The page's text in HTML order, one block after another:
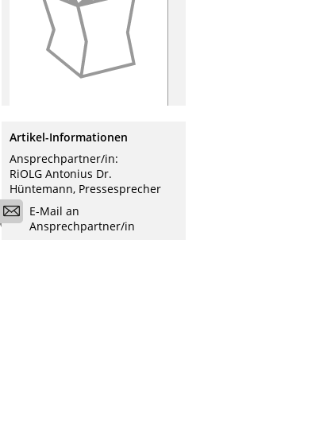
Artikel-Informationen
Ansprechpartner/in:
RiOLG Antonius Dr.
Hüntemann, Pressesprecher
E-Mail an
Ansprechpartner/in